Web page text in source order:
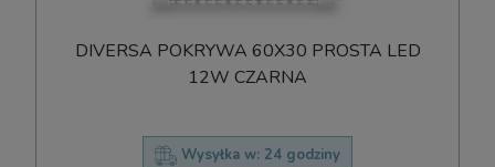
DIVERSA POKRYWA 60X30 PROSTA LED
12W CZARNA
Wysyłka w: 24 godziny